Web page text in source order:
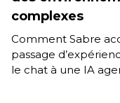
complexes
Comment Sabre
passage
le chat à une IA